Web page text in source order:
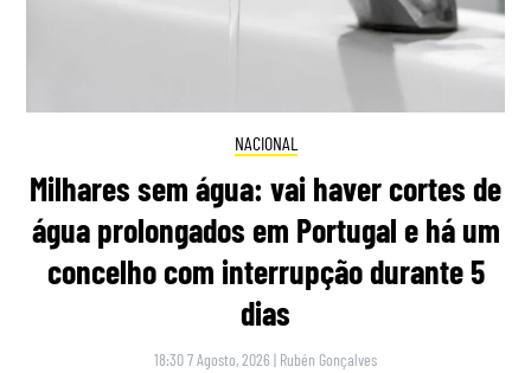
NACIONAL
Milhares sem água: vai haver cortes de
água prolongados em Portugal e há um
concelho com interrupção durante 5
dias
18:30 7 Agosto, 2026 | Rubén Gonçalves